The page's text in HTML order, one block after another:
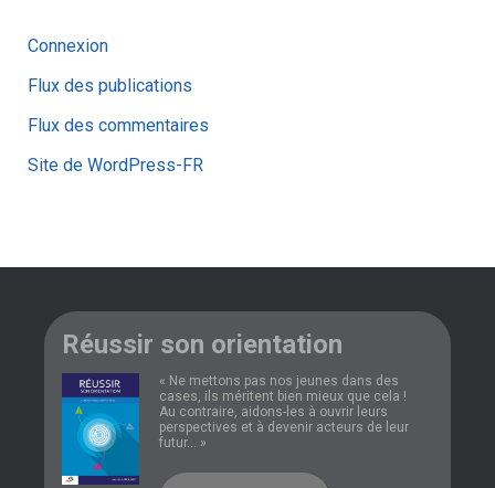
Connexion
Flux des publications
Flux des commentaires
Site de WordPress-FR
Réussir son orientation
« Ne mettons pas nos jeunes dans des
cases, ils méritent bien mieux que cela !
Au contraire, aidons-les à ouvrir leurs
perspectives et à devenir acteurs de leur
futur... »